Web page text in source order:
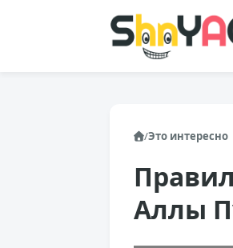
/Это интересно
Аллы